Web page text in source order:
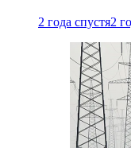
2 года спустя2